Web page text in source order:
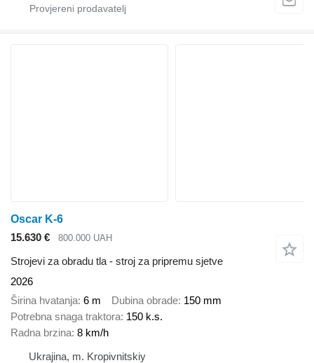
Oscar K-6
15.630 €
800.000 UAH
Strojevi za obradu tla - stroj za pripremu sjetve
2026
Širina hvatanja 6 m Dubina obrade 150 mm
Potrebna snaga traktora 150 k.s.
Radna brzina 8 km/h
Ukrajina, m. Kropivnitskiy